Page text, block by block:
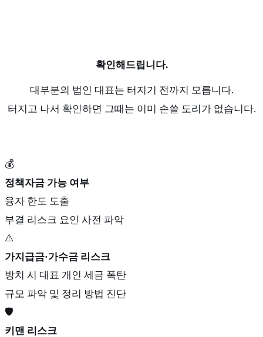
확인해드립니다.
대부분의 법인 대표는 터지기 전까지 모릅니다.
터지고 나서 확인하면 그때는 이미 손쓸 도리가 없습니다.
💰
정책자금 가능 여부
융자 한도 도출
부결 리스크 요인 사전 파악
⚠️
가지급금·가수금 리스크
방치 시 대표 개인 세금 폭탄
규모 파악 및 정리 방법 진단
🛡️
키맨 리스크